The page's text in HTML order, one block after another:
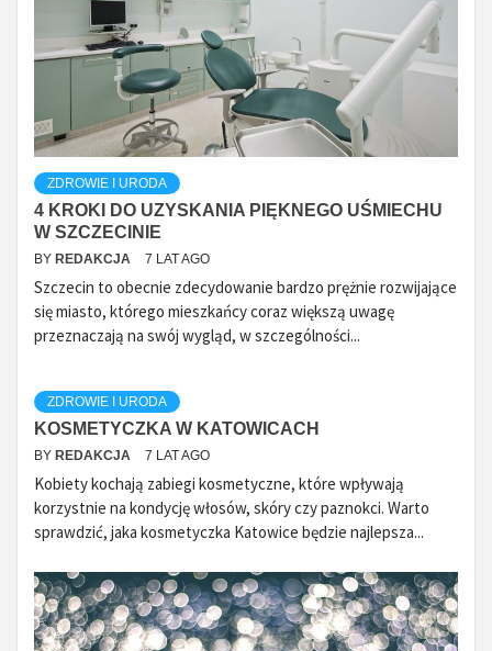
ZDROWIE I URODA
4 KROKI DO UZYSKANIA PIĘKNEGO UŚMIECHU
W SZCZECINIE
BY REDAKCJA 7 LAT AGO
Szczecin to obecnie zdecydowanie bardzo prężnie rozwijające
się miasto, którego mieszkańcy coraz większą uwagę
przeznaczają na swój wygląd, w szczególności...
ZDROWIE I URODA
KOSMETYCZKA W KATOWICACH
BY REDAKCJA 7 LAT AGO
Kobiety kochają zabiegi kosmetyczne, które wpływają
korzystnie na kondycję włosów, skóry czy paznokci. Warto
sprawdzić, jaka kosmetyczka Katowice będzie najlepsza...